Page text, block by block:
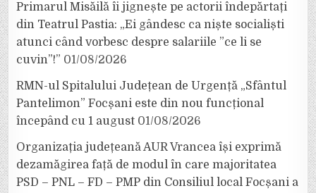
Primarul Misăilă îi jignește pe actorii îndepărtați
din Teatrul Pastia: „Ei gândesc ca niște socialiști
atunci când vorbesc despre salariile ”ce li se
cuvin”!” 01/08/2026
RMN-ul Spitalului Județean de Urgență „Sfântul
Pantelimon” Focșani este din nou funcțional
începând cu 1 august 01/08/2026
Organizația județeană AUR Vrancea își exprimă
dezamăgirea față de modul în care majoritatea
PSD – PNL – FD – PMP din Consiliul local Focșani a